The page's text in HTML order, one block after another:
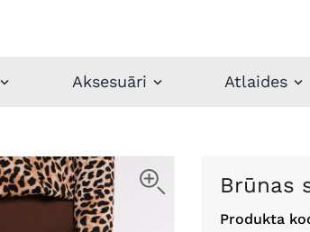
Aksesuāri Atlaides
Produkta